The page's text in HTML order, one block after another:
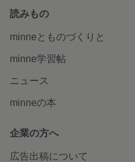
読みもの
minneとものづくりと
minne学習帖
ニュース
minneの本
企業の方へ
広告出稿について